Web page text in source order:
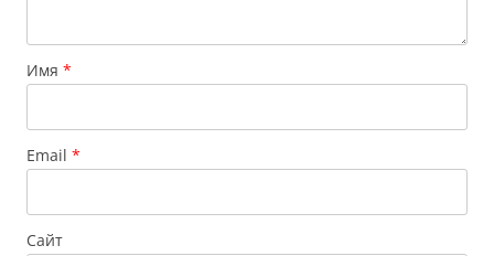
Имя *
Email *
Сайт